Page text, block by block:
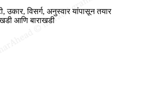
उकार, विसर्ग, अनुस्वार यांपासून तयार
आणि बाराखडी